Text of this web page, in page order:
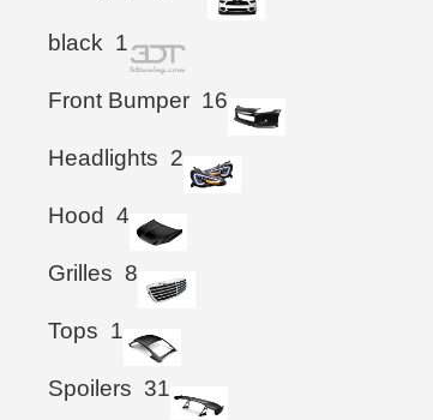
black 1
Front Bumper 16
Headlights 2
Hood 4
Grilles 8
Tops 1
Spoilers 31